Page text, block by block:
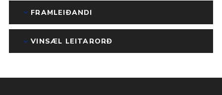
FRAMLEIÐANDI
VINSÆL LEITARORÐ